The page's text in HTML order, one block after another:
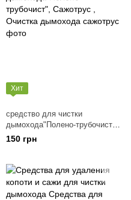
Хит
средство для чистки
дымохода"Полено-трубочист",
Сажотрус , Очистка дымохода
150 грн